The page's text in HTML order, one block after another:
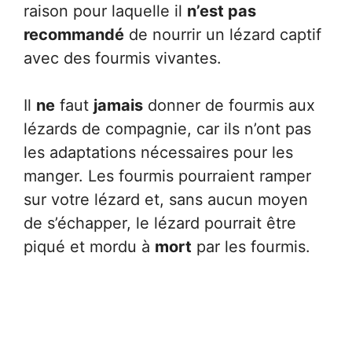
raison pour laquelle il n’est pas
recommandé de nourrir un lézard captif
avec des fourmis vivantes.
Il ne faut jamais donner de fourmis aux
lézards de compagnie, car ils n’ont pas
les adaptations nécessaires pour les
manger. Les fourmis pourraient ramper
sur votre lézard et, sans aucun moyen
de s’échapper, le lézard pourrait être
piqué et mordu à mort par les fourmis.